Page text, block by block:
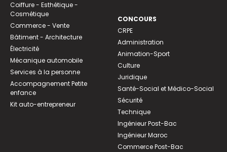
Coiffure - Esthétique -
Cosmétique
Commerce - Vente
Bâtiment - Architecture
Électricité
Mécanique automobile
Services à la personne
Accompagnement Petite
enfance
Kit auto-entrepreneur
CONCOURS
CRPE
Administration
Animation-Sport
Culture
Juridique
Santé-Social et Médico-Social
Sécurité
Technique
Ingénieur Post-Bac
Ingénieur Maroc
Commerce Post-Bac